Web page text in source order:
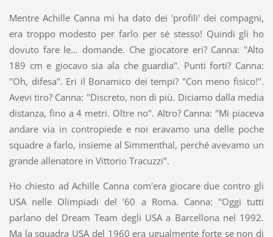
Mentre Achille Canna mi ha dato dei 'profili' dei compagni,
era troppo modesto per farlo per sé stesso! Quindi gli ho
dovuto fare le... domande. Che giocatore eri? Canna: "Alto
189 cm e giocavo sia ala che guardia". Punti forti? Canna:
"Oh, difesa". Eri il Bonamico dei tempi? "Con meno fisico!".
Avevi tiro? Canna: "Discreto, non di più. Diciamo dalla media
distanza, fino a 4 metri. Oltre no". Altro? Canna: "Mi piaceva
andare via in contropiede e noi eravamo una delle poche
squadre a farlo, insieme al Simmenthal, perché avevamo un
grande allenatore in Vittorio Tracuzzi".
Ho chiesto ad Achille Canna com'era giocare due contro gli
USA nelle Olimpiadi del '60 a Roma. Canna: "Oggi tutti
parlano del Dream Team degli USA a Barcellona nel 1992.
Ma la squadra USA del 1960 era ugualmente forte se non di